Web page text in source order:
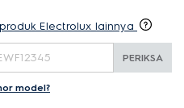
Electrolux lainnya
PERIKSA
model?